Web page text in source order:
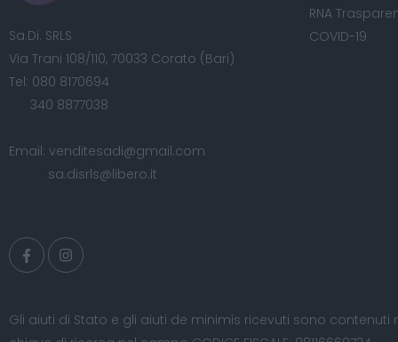
Sa.Di. SRLS
Via Trani 108/110, 70033 Corato (Bari)
Tel: 080 8170694
340 8877038
Email: venditesadi@gmail.com
sa.disrls@libero.it
RNA
COVID-19
Gli aiuti di Stato e gli aiuti de minimis ricevuti sono contenuti